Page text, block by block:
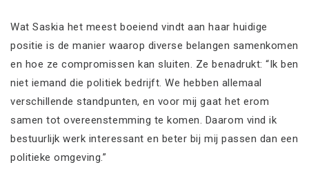
Wat Saskia het meest boeiend vindt aan haar huidige
positie is de manier waarop diverse belangen samenkomen
en hoe ze compromissen kan sluiten. Ze benadrukt: “Ik ben
niet iemand die politiek bedrijft. We hebben allemaal
verschillende standpunten, en voor mij gaat het erom
samen tot overeenstemming te komen. Daarom vind ik
bestuurlijk werk interessant en beter bij mij passen dan een
politieke omgeving.”